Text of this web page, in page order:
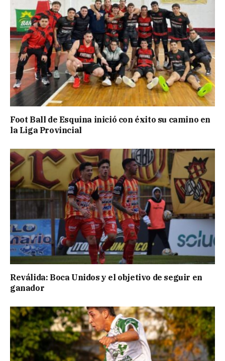
Foot Ball de Esquina inició con éxito su camino en
la Liga Provincial
Reválida: Boca Unidos y el objetivo de seguir en
ganador